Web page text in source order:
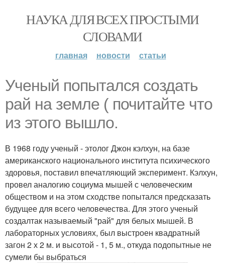
НАУКА ДЛЯ ВСЕХ ПРОСТЫМИ
СЛОВАМИ
главная новости статьи
Ученый попытался создать
рай на земле ( почитайте что
из этого вышло.
В 1968 году ученый - этолог Джон кэлхун, на базе
американского национального института психического
здоровья, поставил впечатляющий эксперимент. Кэлхун,
провел аналогию социума мышей с человеческим
обществом и на этом сходстве попытался предсказать
будущее для всего человечества. Для этого ученый
создалтак называемый "рай" для белых мышей. В
лабораторных условиях, был выстроен квадратный
загон 2 х 2 м. и высотой - 1, 5 м., откуда подопытные не
сумели бы выбраться